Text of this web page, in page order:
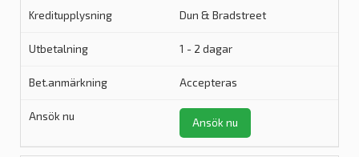
Dun & Bradstreet
1 - 2 dagar
Accepteras
Ansök nu